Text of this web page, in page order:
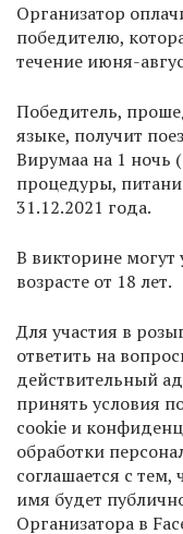
Организатор
победителю,
течение июня-
Победитель,
языке, получит
Вирумаа на 1 ночь
процедуры,
31.12.2021 года.
В викторине могут
возрасте от 18 лет.
Для участия в
ответить на
действительный
принять условия
сookie и
обработки
соглашается с
имя будет
Организатора в